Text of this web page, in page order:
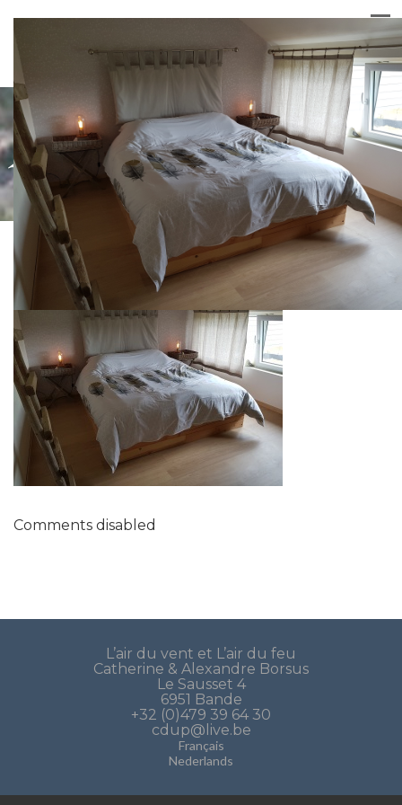
20180425_151859
Comments disabled
L’air du vent et L’air du feu
Catherine & Alexandre Borsus
Le Sausset 4
6951 Bande
+32 (0)479 39 64 30
cdup@live.be
Français
Nederlands